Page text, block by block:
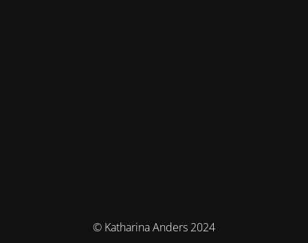
© Katharina Anders 2024